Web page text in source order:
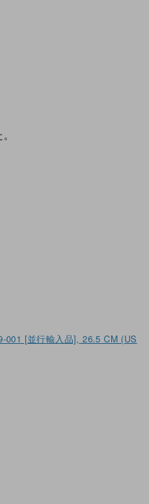
001 [並行輸入品], 26.5 CM (US